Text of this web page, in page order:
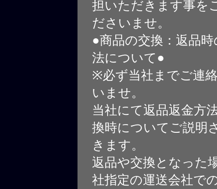
担いただきます事を
ださいませ。
●商品の交換：返品
法について●
※必ず当社までご連
いませ。
当社にて返品返金方
換時についてご説明
きます。
返品や交換となった
社指定の運送会社で